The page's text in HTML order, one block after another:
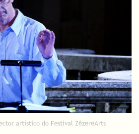
artístico do Festival ZêzereArts